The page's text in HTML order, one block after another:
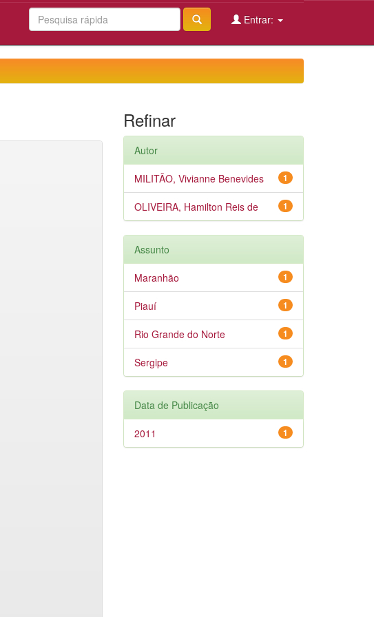
Entrar:
Refinar
Autor
1
MILITÃO, Vivianne Benevides
1
OLIVEIRA, Hamilton Reis de
Assunto
1
Maranhão
1
Piauí
1
Rio Grande do Norte
1
Sergipe
Data de Publicação
1
2011